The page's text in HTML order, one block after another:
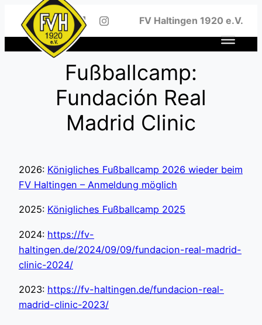
Inhalt
springen
FV Haltingen 1920 e.V.
Fußballcamp:
Fundación Real
Madrid Clinic
2026: Königliches Fußballcamp 2026 wieder beim
FV Haltingen – Anmeldung möglich
2025: Königliches Fußballcamp 2025
2024: https://fv-
haltingen.de/2024/09/09/fundacion-real-madrid-
clinic-2024/
2023: https://fv-haltingen.de/fundacion-real-
madrid-clinic-2023/